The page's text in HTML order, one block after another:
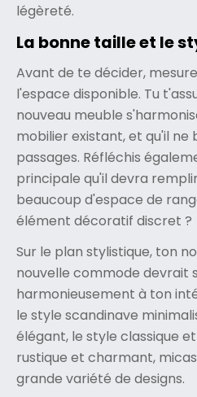
légèreté.
La bonne taille et le
Avant de te décider,
l'espace disponible. Tu
nouveau meuble
mobilier existant, et qu'il ne
passages. Réfléchis
principale qu'il devra
beaucoup d'espace de
élément décoratif discret ?
Sur le plan stylistique, ton
nouvelle commode devrait
harmonieusement à ton
le style scandinave
élégant, le style classique
rustique et charmant,
grande variété de designs.